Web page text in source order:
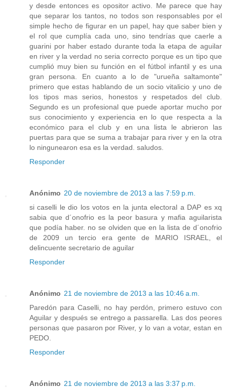
y desde entonces es opositor activo. Me parece que hay
que separar los tantos, no todos son responsables por el
simple hecho de figurar en un papel, hay que saber bien y
el rol que cumplía cada uno, sino tendrías que caerle a
guarini por haber estado durante toda la etapa de aguilar
en river y la verdad no seria correcto porque es un tipo que
cumplió muy bien su función en el fútbol infantil y es una
gran persona. En cuanto a lo de "urueña saltamonte"
primero que estas hablando de un socio vitalicio y uno de
los tipos mas serios, honestos y respetados del club.
Segundo es un profesional que puede aportar mucho por
sus conocimiento y experiencia en lo que respecta a la
económico para el club y en una lista le abrieron las
puertas para que se suma a trabajar para river y en la otra
lo ningunearon esa es la verdad. saludos.
Responder
Anónimo 20 de noviembre de 2013 a las 7:59 p.m.
si caselli le dio los votos en la junta electoral a DAP es xq
sabia que d´onofrio es la peor basura y mafia aguilarista
que podía haber. no se olviden que en la lista de d´onofrio
de 2009 un tercio era gente de MARIO ISRAEL, el
delincuente secretario de aguilar
Responder
Anónimo 21 de noviembre de 2013 a las 10:46 a.m.
Paredón para Caselli, no hay perdón, primero estuvo con
Aguilar y después se entrego a passarella. Las dos peores
personas que pasaron por River, y lo van a votar, estan en
PEDO.
Responder
Anónimo 21 de noviembre de 2013 a las 3:37 p.m.